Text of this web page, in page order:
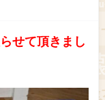
せて頂きまし